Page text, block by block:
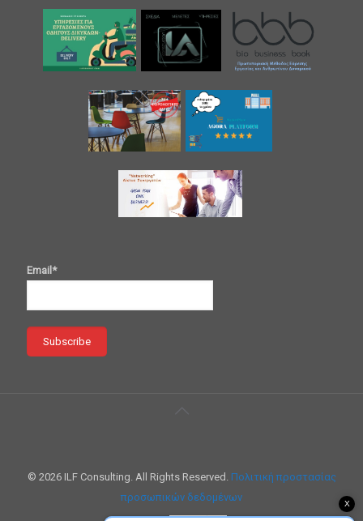
Email*
© 2026 ILF Consulting. All Rights Reserved. Πολιτική προστασίας
προσωπικών δεδομένων
X